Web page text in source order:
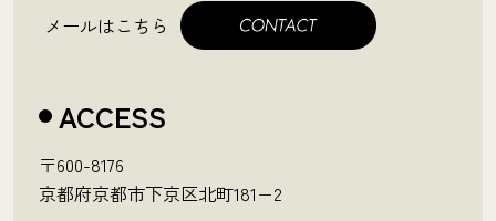
メールはこちら
ACCESS
〒600-8176
京都府京都市下京区北町181−2